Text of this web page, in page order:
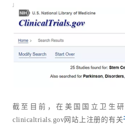
截至目前，在美国国立卫生
clinicaltrials.gov网站上注册的有关